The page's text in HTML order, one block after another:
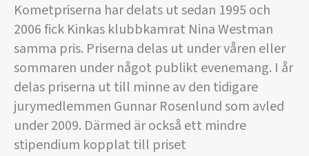
Kometpriserna har delats ut sedan 1995 och
2006 fick Kinkas klubbkamrat Nina Westman
samma pris. Priserna delas ut under våren eller
sommaren under något publikt evenemang. I år
delas priserna ut till minne av den tidigare
jurymedlemmen Gunnar Rosenlund som avled
under 2009. Därmed är också ett mindre
stipendium kopplat till priset